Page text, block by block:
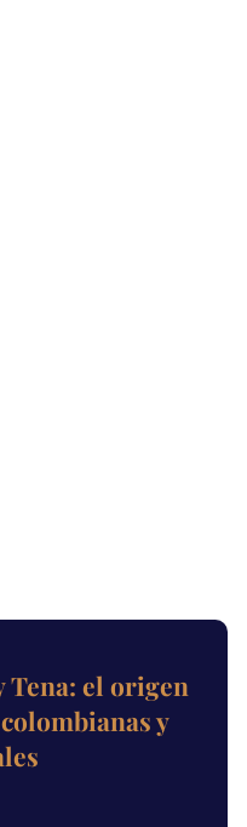
Tena: el origen
y